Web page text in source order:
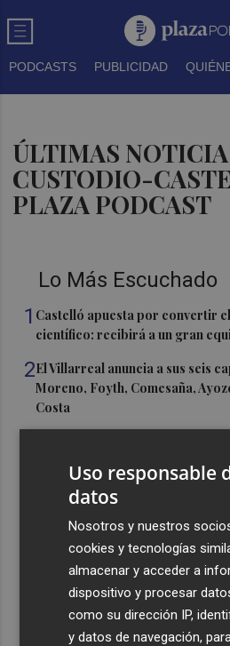
PODCASTS PUBLICIDAD
ÚLTIMAS
CUSTODIO-
PLAZA PODCAST
Lo Más Escuchado
1 Castelló apuesta por convertir
científico: recibirá a un gran
2El Villarreal anuncia a sus seis
Moreno, Foyth, Comesaña,
Costa
San Javier da viabilidad al
324 habitaciones
Estos son los estrenos que
de la comedia 'El último mono' a
'La Patrulla Canina'
Uso responsable
datos
Nosotros y nuestros
cookies y tecnologías
almacenar y acceder a
dispositivo y procesar
como su dirección IP,
y datos de navegación,